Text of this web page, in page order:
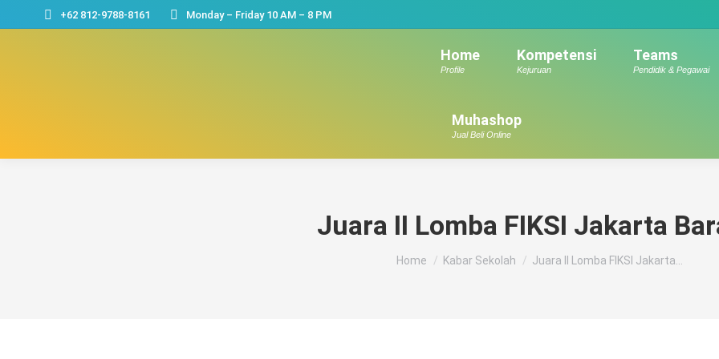
+62 812-9788-8161 Monday – Friday 10 AM – 8 PM
Home
Profile
Kompetensi
Kejuruan
Teams
Pendidik & Pegawai
Muhashop
Jual Beli Online
Juara II Lomba FIKSI Jakarta
You are here:
Home Kabar Sekolah Juara II Lomba FIKSI Jakarta…